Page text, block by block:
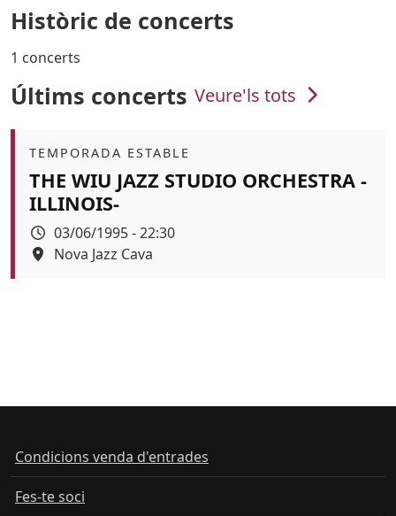
Històric de concerts
1 concerts
Últims concerts Veure'ls tots
Àmbit
TEMPORADA ESTABLE
THE WIU JAZZ STUDIO ORCHESTRA -
ILLINOIS-
Data
03/06/1995 - 22:30
Espai
Nova Jazz Cava
Condicions venda d'entrades
Fes-te soci